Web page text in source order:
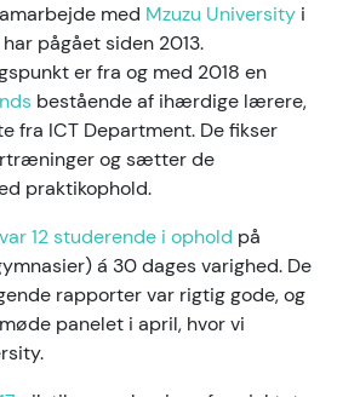
med Mzuzu University i
pågået siden 2013.
er fra og med 2018 en
bestående af ihærdige lærere,
fra ICT Department. De fikser
og sætter de
praktikophold.
var 12 studerende i ophold på
á 30 dages varighed. De
rapporter var rigtig gode, og
panelet i april, hvor vi